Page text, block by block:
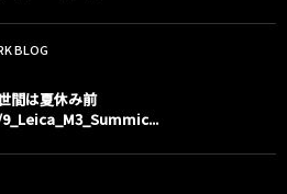
BLOG
間は夏休み前
9_Leica_M3_Summic...